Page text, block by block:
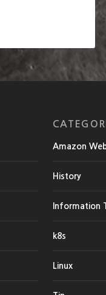
Amazon
History
Information
k8s
Linux